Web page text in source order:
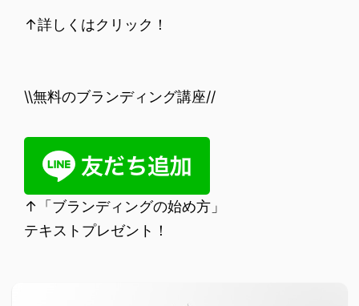
↑詳しくはクリック！
\\無料のブランディング講座//
↑「ブランディングの始め方」
テキストプレゼント！